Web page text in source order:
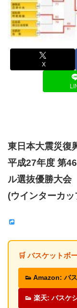
X
東日本大震災復
平成27年度 第
ル選抜優勝大会
(ウインターカ
🛒 バスケットボ
👟 Amazon: バ
👟 楽天: バスケ